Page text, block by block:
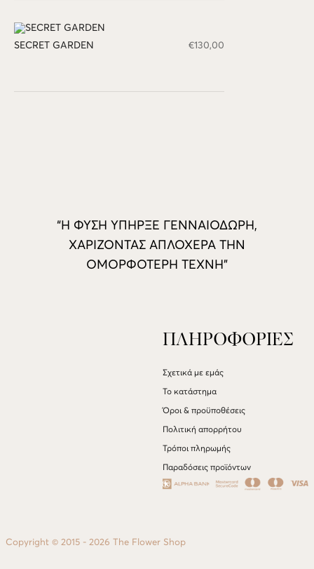
SECRET GARDEN €130,00
“Η ΦΥΣΗ ΥΠΗΡΞΕ ΓΕΝΝΑΙΟΔΩΡΗ,
ΧΑΡΙΖΟΝΤΑΣ ΑΠΛΟΧΕΡΑ ΤΗΝ
ΟΜΟΡΦΟΤΕΡΗ ΤΕΧΝΗ”
ΠΛΗΡΟΦΟΡΙΕΣ
Σχετικά με εμάς
Το κατάστημα
Όροι & προϋποθέσεις
Πολιτική απορρήτου
Τρόποι πληρωμής
Παραδόσεις προϊόντων
Copyright © 2015 - 2026 The Flower Shop